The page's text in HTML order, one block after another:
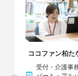
ココファン柏た
受付・介護事